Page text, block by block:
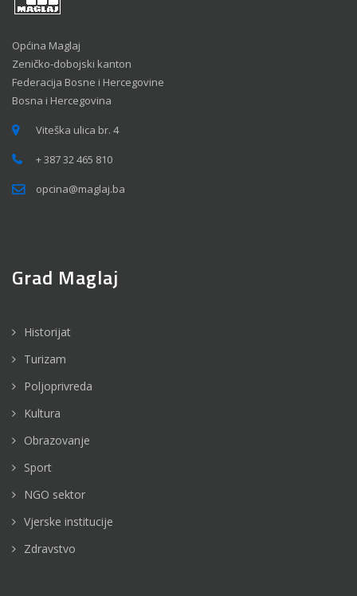
Općina Maglaj
Zeničko-dobojski kanton
Federacija Bosne i Hercegovine
Bosna i Hercegovina
Viteška ulica br. 4
+ 387 32 465 810
opcina@maglaj.ba
Grad Maglaj
Historijat
Turizam
Poljoprivreda
Kultura
Obrazovanje
Sport
NGO sektor
Vjerske institucije
Zdravstvo